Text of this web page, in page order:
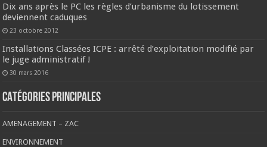
Dix ans après le PC les règles d’urbanisme du lotissement
deviennent caduques
23 octobre 2012
Installations Classées ICPE : arrêté d’exploitation modifié par
le juge administratif !
30 mars 2016
CATÉGORIES PRINCIPALES
AMENAGEMENT – ZAC
ENVIRONNEMENT